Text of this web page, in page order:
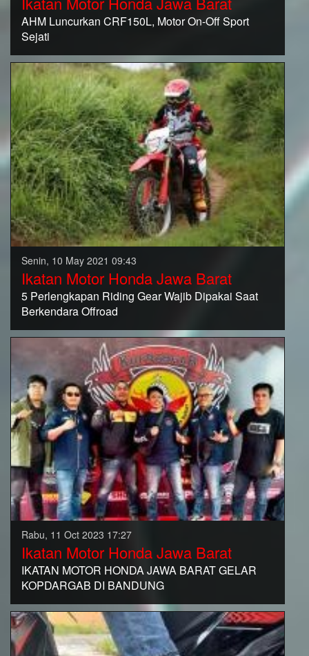
AHM Luncurkan CRF150L, Motor On-Off Sport
Sejati
Senin, 10 May 2021 09:43
Ikatan Motor Honda Jawa Barat
5 Perlengkapan Riding Gear Wajib Dipakai Saat
Berkendara Offroad
Rabu, 11 Oct 2023 17:27
Ikatan Motor Honda Jawa Barat
IKATAN MOTOR HONDA JAWA BARAT GELAR
KOPDARGAB DI BANDUNG